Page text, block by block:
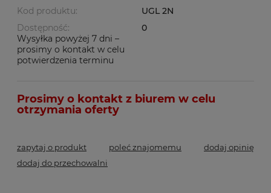
Kod produktu:
UGL 2N
Dostępność:
0
Wysyłka powyżej 7 dni –
prosimy o kontakt w celu
potwierdzenia terminu
zapytaj o produkt poleć znajomemu
dodaj opinię
dodaj do przechowalni